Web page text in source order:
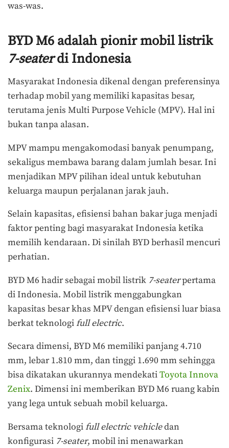
was-was.
BYD M6 adalah pionir mobil listrik
7-seaterdi Indonesia
Masyarakat Indonesia dikenal dengan preferensinya
terhadap mobil yang memiliki kapasitas besar,
terutama jenis Multi Purpose Vehicle (MPV). Hal ini
bukan tanpa alasan.
MPV mampu mengakomodasi banyak penumpang,
sekaligus membawa barang dalam jumlah besar. Ini
menjadikan MPV pilihan ideal untuk kebutuhan
keluarga maupun perjalanan jarak jauh.
Selain kapasitas, efisiensi bahan bakar juga menjadi
faktor penting bagi masyarakat Indonesia ketika
memilih kendaraan. Di sinilah BYD berhasil mencuri
perhatian.
BYD M6 hadir sebagai mobil listrik 7-seaterpertama
di Indonesia. Mobil listrik menggabungkan
kapasitas besar khas MPV dengan efisiensi luar biasa
berkat teknologifull electric.
Secara dimensi, BYD M6 memiliki panjang 4.710
mm, lebar 1.810 mm, dan tinggi 1.690 mm sehingga
bisa dikatakan ukurannya mendekatiToyota Innova
Zenix. Dimensi ini memberikan BYD M6 ruang kabin
yang lega untuk sebuah mobil keluarga.
Bersama teknologifull electric vehicledan
konfigurasi 7-seater, mobil ini menawarkan